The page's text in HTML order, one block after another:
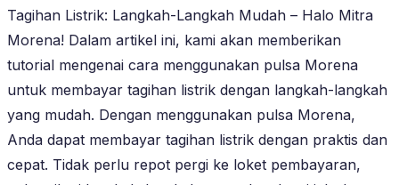
Tagihan Listrik: Langkah-Langkah Mudah – Halo Mitra
Morena! Dalam artikel ini, kami akan memberikan
tutorial mengenai cara menggunakan pulsa Morena
untuk membayar tagihan listrik dengan langkah-langkah
yang mudah. Dengan menggunakan pulsa Morena,
Anda dapat membayar tagihan listrik dengan praktis dan
cepat. Tidak perlu repot pergi ke loket pembayaran,